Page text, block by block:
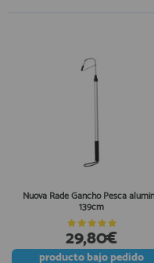
Nuova Rade Gancho Pesca
139cm
29,80€
productobajo pedido